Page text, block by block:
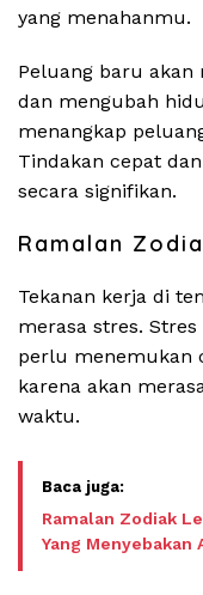
yang menahanmu.
Peluang baru
dan mengubah
menangkap
Tindakan cepat
secara signifikan.
Ramalan
Tekanan kerja di
merasa stres.
perlu menemukan
karena akan
waktu.
Ramalan Zodiak
Yang Menyebakan